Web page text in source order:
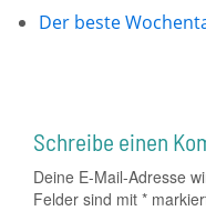
Der beste
Schreibe einen
Deine E-Mail-Adresse
Felder sind mit *